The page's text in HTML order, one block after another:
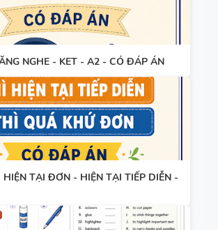
NGHE - KET - A2 - CÓ ĐÁP ÁN
TẠI ĐƠN - HIỆN TẠI TIẾP DIỄN -